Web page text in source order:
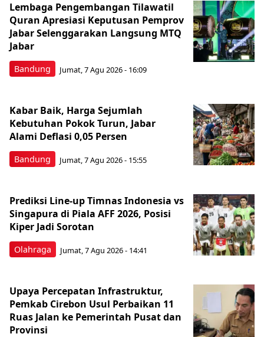
Bandung
Lembaga Pengembangan Tilawatil
Quran Apresiasi Keputusan Pemprov
Jabar Selenggarakan Langsung MTQ
Jabar
Jumat, 7 Agu 2026 - 16:09
Bandung
Kabar Baik, Harga Sejumlah
Kebutuhan Pokok Turun, Jabar
Alami Deflasi 0,05 Persen
Jumat, 7 Agu 2026 - 15:55
Olahraga
Prediksi Line-up Timnas Indonesia vs
Singapura di Piala AFF 2026, Posisi
Kiper Jadi Sorotan
Jumat, 7 Agu 2026 - 14:41
Upaya Percepatan Infrastruktur,
Pemkab Cirebon Usul Perbaikan 11
Ruas Jalan ke Pemerintah Pusat dan
Provinsi